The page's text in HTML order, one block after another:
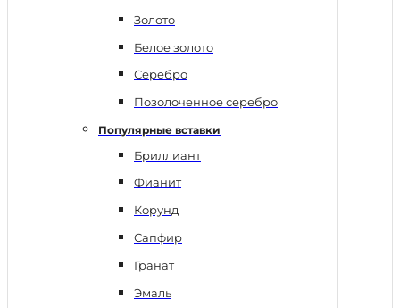
Золото
Белое золото
Серебро
Позолоченное серебро
Популярные вставки
Бриллиант
Фианит
Корунд
Сапфир
Гранат
Эмаль